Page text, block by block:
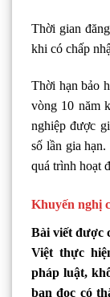
Thời gian
khi có chấp
Thời hạn bảo
vòng 10 năm
nghiệp được
số lần gia
quá trình hoạt
Khuyến nghị
Bài viết được
Việt thực
pháp luật,
bạn đọc có